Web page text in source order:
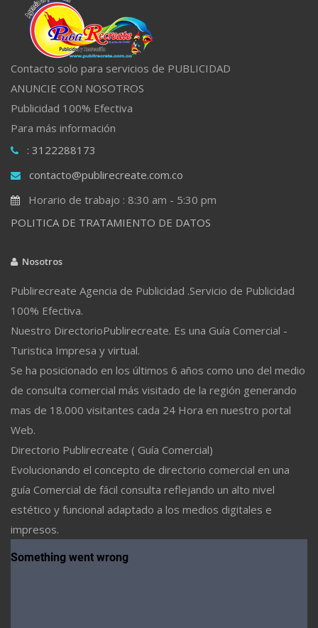
Contacto solo para servicios de PUBLICIDAD
ANUNCIE CON NOSOTROS
Publicidad 100% Efectiva
Para más información
: 3122288173
contacto@publirecreate.com.co
Horario de trabajo : 8:30 am - 5:30 pm
POLITICA DE TRATAMIENTO DE DATOS
Nosotros
Publirecreate Agencia de Publicidad .Servicio de Publicidad
100% Efectiva.
Nuestro DirectorioPublirecreate. Es una Guía Comercial -
Turistica Impresa y virtual.
Se ha posicionado en los últimos 6 años como uno del medio
de consulta comercial más visitado de la región generando
mas de 18.000 visitantes cada 24 Hora en nuestro portal
Web.
Directorio Publirecreate ( Guía Comercial)
Evolucionando el concepto de directorio comercial en una
guía Comercial de fácil consulta reflejando un alto nivel
estético y funcional adaptado a los medios digitales e
impresos.